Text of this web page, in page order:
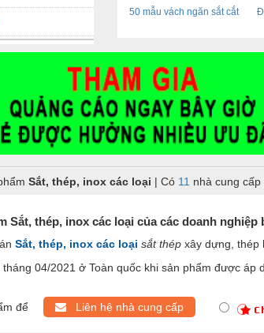
bị
50 mẫu vách ngăn sắt cắt
Sắt, thép, inox các loại | Có 11 nhà cung
Sắt, thép, inox các loại của các doanh
Sắt, thép, inox các loại sắt thép xây dựng, thép
tháng 04/2021 ở Toàn quốc khi sản phẩm được
để Liên hệ nhà cung cấp